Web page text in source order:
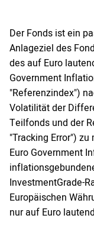
Der Fonds ist ein
Anlageziel des
des auf Euro
Government
"Referenzindex")
Volatilität der
Teilfonds und der
"Tracking Error")
Euro Government
InvestmentGrade-
Europäischen
nur auf Euro